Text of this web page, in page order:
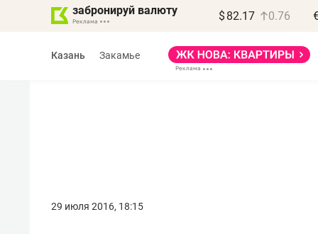
забронируй валюту $ 82.17 0.76
Казань Закамье
29 июля 2016, 18:15